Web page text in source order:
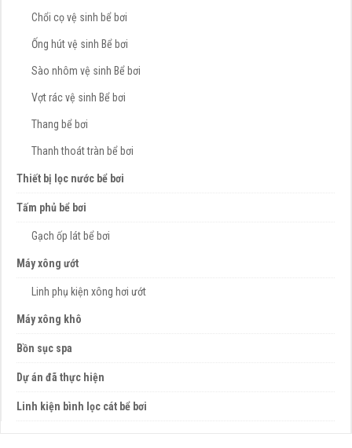
Chổi cọ vệ sinh bể bơi
Ống hút vệ sinh Bể bơi
Sào nhôm vệ sinh Bể bơi
Vợt rác vệ sinh Bể bơi
Thang bể bơi
Thanh thoát tràn bể bơi
Thiết bị lọc nước bể bơi
Tấm phủ bể bơi
Gạch ốp lát bể bơi
Máy xông ướt
Linh phụ kiện xông hơi ướt
Máy xông khô
Bồn sục spa
Dự án đã thực hiện
Linh kiện bình lọc cát bể bơi